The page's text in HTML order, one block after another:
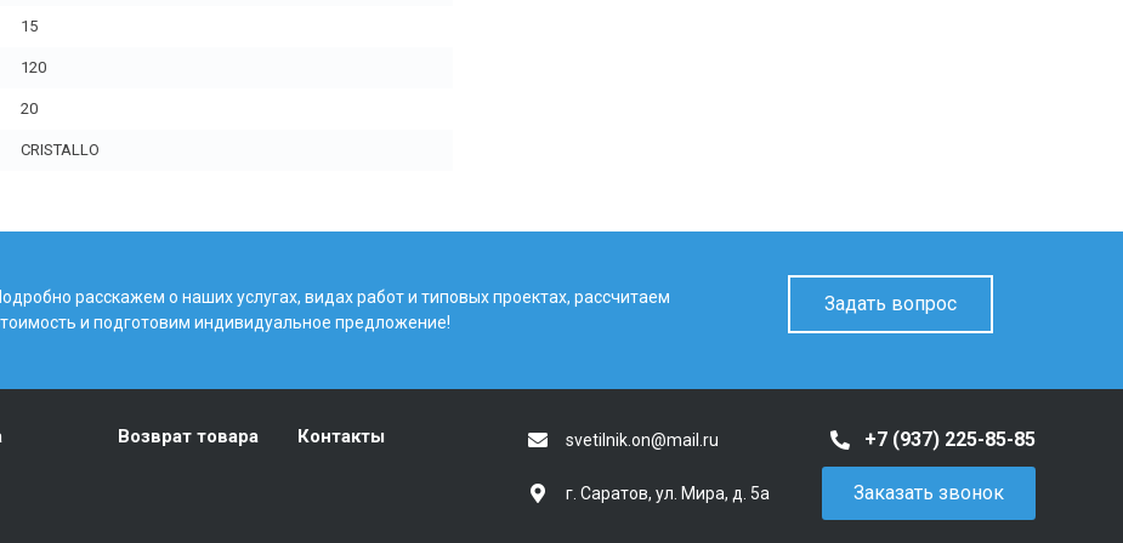
15
120
20
CRISTALLO
расскажем о наших услугах, видах работ и типовых проектах, рассчитаем
и подготовим индивидуальное предложение!
Задать вопрос
Возврат товара Контакты svetilnik.on@mail.ru +7 (937) 225-85-85
г. Саратов, ул. Мира, д. 5а Заказать звонок